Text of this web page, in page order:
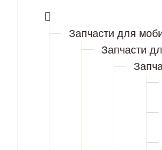
Запчасти для
Запчасти